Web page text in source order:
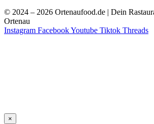
© 2024 – 2026 Ortenaufood.de | Dein
Ortenau
Instagram FacebookYoutube Tiktok Threads
×